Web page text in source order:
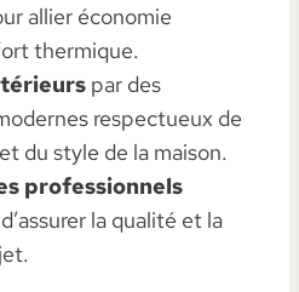
allier économie
thermique.
par des
respectueux de
du style de la maison.
professionnels
la qualité et la